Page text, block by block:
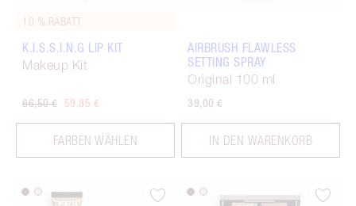
10 % RABATT
K.I.S.S.I.N.G LIP KIT
Makeup Kit
66,50 € 59,85 €
FARBEN WÄHLEN
AIRBRUSH FLAWLESS
SETTING SPRAY
Original 100 ml
39,00 €
IN DEN WARENKORB